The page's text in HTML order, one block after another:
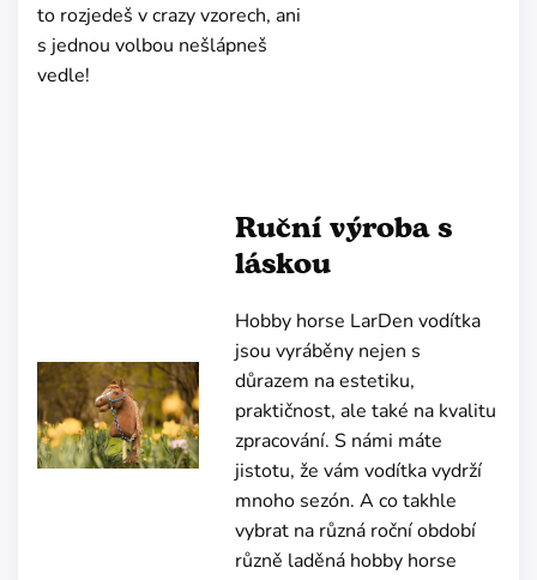
to rozjedeš v crazy vzorech, ani
s jednou volbou nešlápneš
vedle!
Ruční výroba s
láskou
Hobby horse LarDen vodítka
jsou vyráběny nejen s
důrazem na estetiku,
praktičnost, ale také na kvalitu
zpracování. S námi máte
jistotu, že vám vodítka vydrží
mnoho sezón. A co takhle
vybrat na různá roční období
různě laděná hobby horse